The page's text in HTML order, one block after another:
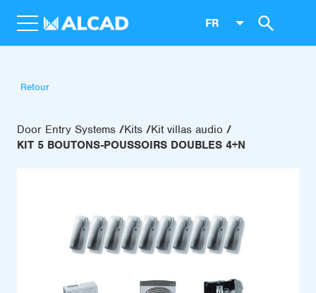
FR
Retour
Door Entry Systems Kits
Kit villas audio
KIT 5 BOUTONS-POUSSOIRS DOUBLES 4+N